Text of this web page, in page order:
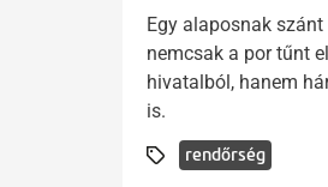
Egy alaposnak
nemcsak a por tűnt
hivatalból, hanem
is.
rendőrség